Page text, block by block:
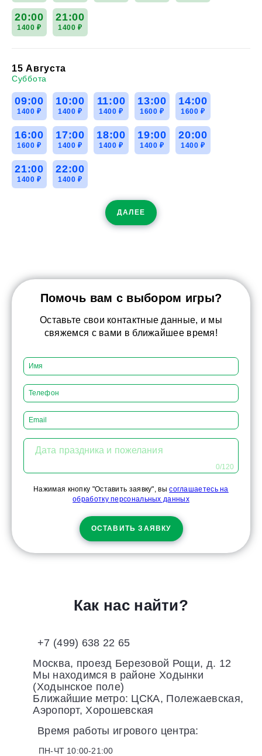
20:00
1400 ₽
21:00
1400 ₽
15 Августа
Суббота
09:00
1400 ₽
10:00
1400 ₽
11:00
1400 ₽
13:00
1600 ₽
14:00
1600 ₽
16:00
1600 ₽
17:00
1400 ₽
18:00
1400 ₽
19:00
1400 ₽
20:00
1400 ₽
21:00
1400 ₽
22:00
1400 ₽
ДАЛЕЕ
Помочь вам с выбором игры?
Оставьте свои контактные данные, и мы
свяжемся с вами в ближайшее время!
Дата праздника и пожелания
0/120
Нажимая кнопку "Оставить заявку", высоглашаетесь на
обработку персональных данных
ОСТАВИТЬ ЗАЯВКУ
Как нас найти?
+7 (499) 638 22 65
Москва, проезд Березовой Рощи, д. 12
Мы находимся в районе Ходынки
(Ходынское поле)
Ближайшие метро: ЦСКА, Полежаевская,
Аэропорт, Хорошевская
Время работы игрового центра:
ПН-ЧТ 10:00-21:00